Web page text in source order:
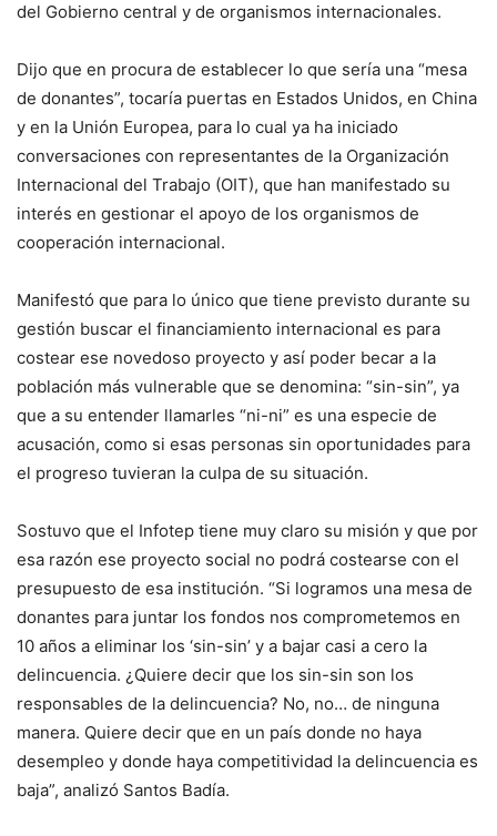
del Gobierno central y de organismos internacionales.
Dijo que en procura de establecer lo que sería una “mesa
de donantes”, tocaría puertas en Estados Unidos, en China
y en la Unión Europea, para lo cual ya ha iniciado
conversaciones con representantes de la Organización
Internacional del Trabajo (OIT), que han manifestado su
interés en gestionar el apoyo de los organismos de
cooperación internacional.
Manifestó que para lo único que tiene previsto durante su
gestión buscar el financiamiento internacional es para
costear ese novedoso proyecto y así poder becar a la
población más vulnerable que se denomina: “sin-sin”, ya
que a su entender llamarles “ni-ni” es una especie de
acusación, como si esas personas sin oportunidades para
el progreso tuvieran la culpa de su situación.
Sostuvo que el Infotep tiene muy claro su misión y que por
esa razón ese proyecto social no podrá costearse con el
presupuesto de esa institución. “Si logramos una mesa de
donantes para juntar los fondos nos comprometemos en
10 años a eliminar los ‘sin-sin’ y a bajar casi a cero la
delincuencia. ¿Quiere decir que los sin-sin son los
responsables de la delincuencia? No, no… de ninguna
manera. Quiere decir que en un país donde no haya
desempleo y donde haya competitividad la delincuencia es
baja”, analizó Santos Badía.